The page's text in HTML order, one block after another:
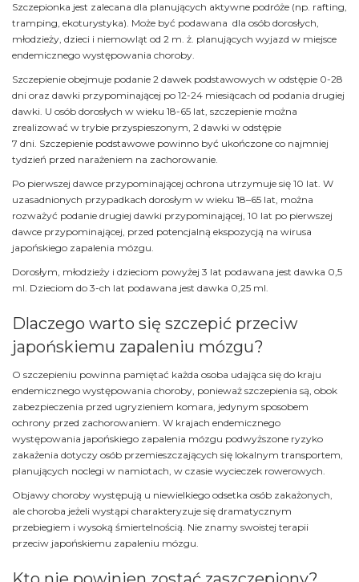
Szczepionka jest zalecana dla planujących aktywne podróże (np. rafting,
tramping, ekoturystyka). Może być podawana dla osób dorosłych,
młodzieży, dzieci i niemowląt od 2 m. ż. planujących wyjazd w miejsce
endemicznego występowania choroby.
Szczepienie obejmuje podanie 2 dawek podstawowych w odstępie 0-28
dni oraz dawki przypominającej po 12-24 miesiącach od podania drugiej
dawki. U osób dorosłych w wieku 18-65 lat, szczepienie można
zrealizować w trybie przyspieszonym, 2 dawki w odstępie
7 dni. Szczepienie podstawowe powinno być ukończone co najmniej
tydzień przed narażeniem na zachorowanie.
Po pierwszej dawce przypominającej ochrona utrzymuje się 10 lat. W
uzasadnionych przypadkach dorosłym w wieku 18–65 lat, można
rozważyć podanie drugiej dawki przypominającej, 10 lat po pierwszej
dawce przypominającej, przed potencjalną ekspozycją na wirusa
japońskiego zapalenia mózgu.
Dorosłym, młodzieży i dzieciom powyżej 3 lat podawana jest dawka 0,5
ml. Dzieciom do 3-ch lat podawana jest dawka 0,25 ml.
Dlaczego warto się szczepić przeciw
japońskiemu zapaleniu mózgu?
O szczepieniu powinna pamiętać każda osoba udająca się do kraju
endemicznego występowania choroby, ponieważ szczepienia są, obok
zabezpieczenia przed ugryzieniem komara, jedynym sposobem
ochrony przed zachorowaniem. W krajach endemicznego
występowania japońskiego zapalenia mózgu podwyższone ryzyko
zakażenia dotyczy osób przemieszczających się lokalnym transportem,
planujących noclegi w namiotach, w czasie wycieczek rowerowych.
Objawy choroby występują u niewielkiego odsetka osób zakażonych,
ale choroba jeżeli wystąpi charakteryzuje się dramatycznym
przebiegiem i wysoką śmiertelnością. Nie znamy swoistej terapii
przeciw japońskiemu zapaleniu mózgu.